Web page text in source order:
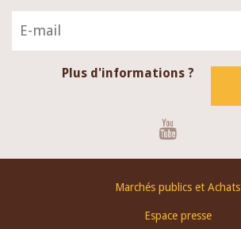
Plus d'informations ?
Marchés publics et Achats
Espace presse